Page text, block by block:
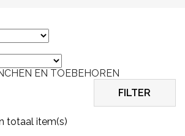
EN TOEBEHOREN
FILTER
totaal item(s)